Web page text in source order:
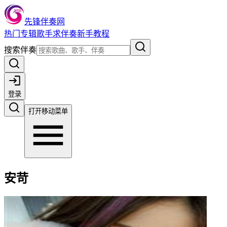
先锋伴奏网
热门 专辑歌手求伴奏新手教程
搜索伴奏
登录
打开移动菜单
安苛